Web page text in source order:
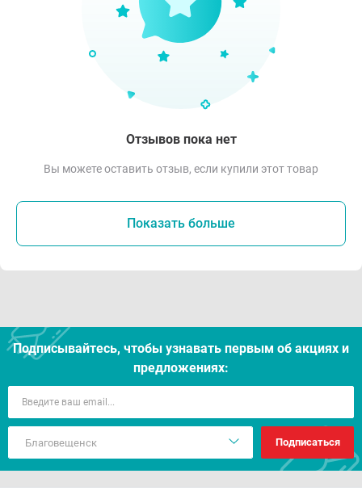
Отзывов пока нет
Вы можете оставить отзыв, если купили этот товар
Показать больше
Подписывайтесь, чтобы узнавать первым об акцияx и
предложениях:
Подписаться